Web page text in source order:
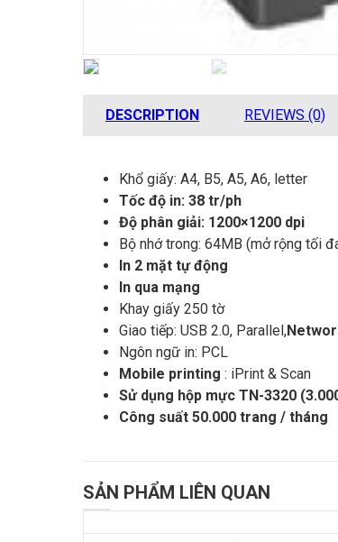
DESCRIPTION REVIEWS (0)
Khổ giấy: A4, B5, A5, A6, letter
Tốc độ in: 38 tr/ph
Độ phân giải: 1200×1200 dpi
Bộ nhớ trong: 64MB (mở rộng tối
In 2 mặt tự động
In qua mạng
Khay giấy 250 tờ
Giao tiếp: USB 2.0, Parallel,
Ngôn ngữ in: PCL
Mobile printing : iPrint & Scan
Sử dụng hộp mực TN-3320
Công suất 50.000 trang / tháng
SẢN PHẨM LIÊN QUAN